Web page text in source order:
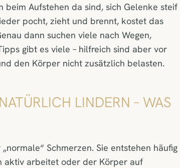
beim Aufstehen da sind, sich Gelenke steif
pocht, zieht und brennt, kostet das
dann suchen viele nach Wegen,
gibt es viele – hilfreich sind aber vor
den Körper nicht zusätzlich belasten.
LINDERN – WAS
Schmerzen. Sie entstehen häufig
aktiv arbeitet oder der Körper auf